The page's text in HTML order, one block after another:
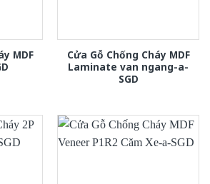
MDF
Cửa Gỗ Chống Cháy MDF
Laminate van ngang-a-
SGD